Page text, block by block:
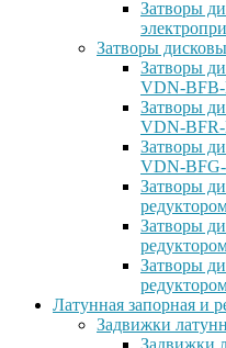
Затворы
Затворы
Затворы
VDN-BFB-
Затворы
VDN-
Затворы
VDN-
Затворы
Затворы
Затворы
Латунная запорная и
Задвижки
Задвижки